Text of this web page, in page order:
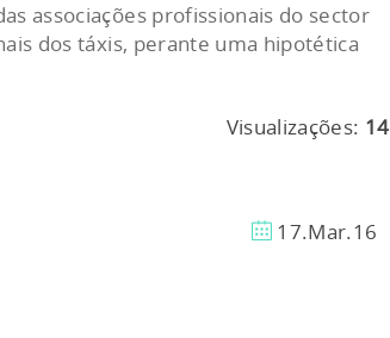
associações profissionais do sector
dos táxis, perante uma hipotética
Visualizações: 14
17.Mar.16